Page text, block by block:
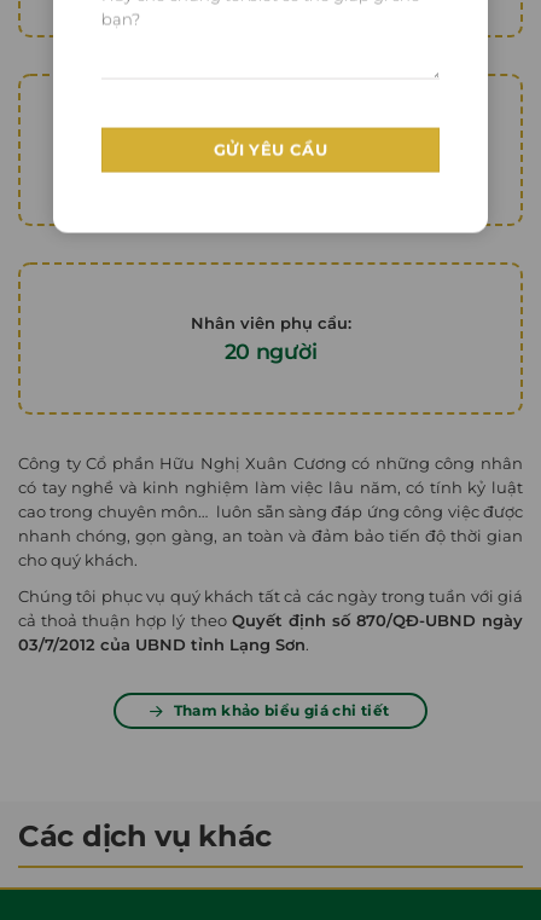
Máy gắp cont:
02 chiếc
Nhân viên phụ cẩu:
20 người
Công ty Cổ phần Hữu Nghị Xuân Cương có những công nhân
có tay nghề và kinh nghiệm làm việc lâu năm, có tính kỷ luật
cao trong chuyên môn… luôn sẵn sàng đáp ứng công việc được
nhanh chóng, gọn gàng, an toàn và đảm bảo tiến độ thời gian
cho quý khách.
Chúng tôi phục vụ quý khách tất cả các ngày trong tuần với giá
cả thoả thuận hợp lý theo Quyết định số 870/QĐ-UBND ngày
03/7/2012 của UBND tỉnh Lạng Sơn.
Tham khảo biểu giá chi tiết
Các dịch vụ khác